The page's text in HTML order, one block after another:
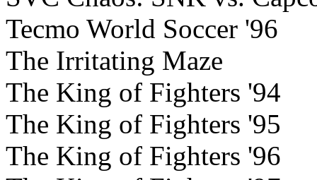
Tecmo World Soccer '96
The Irritating Maze
The King of Fighters '94
The King of Fighters '95
The King of Fighters '96